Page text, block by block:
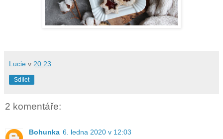
Lucie v 20:23
Sdílet
2 komentáře:
Bohunka 6. ledna 2020 v 12:03